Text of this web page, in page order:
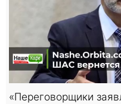
«Переговорщики